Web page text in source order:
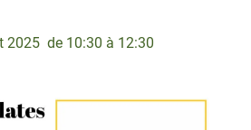
2025  de 10:30 à 12:30